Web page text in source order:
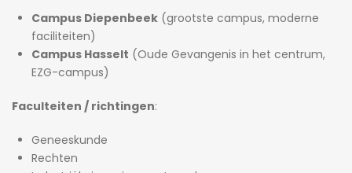
Campus Diepenbeek (grootste campus, moderne
faciliteiten)
Campus Hasselt (Oude Gevangenis in het centrum,
EZG-campus)
Faculteiten / richtingen:
Geneeskunde
Rechten